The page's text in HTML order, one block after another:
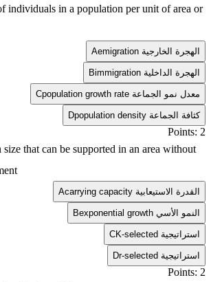
individuals in a population per unit of area or
A emigration الهجرة الخارجية
B immigration الهجرة الداخلية
C population growth rate معدل نمو الجماعة
D population density كثافة الجماعة
Points: 2
size that can be supported in an area without
A carrying capacity القدرة الاستيعابية
B exponential growth النمو الأسي
C K-selected استراتيجية
D r-selected استراتيجية
Points: 2